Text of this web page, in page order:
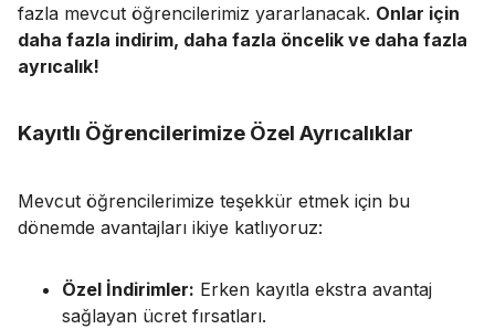
fazla mevcut öğrencilerimiz yararlanacak. Onlar için
daha fazla indirim, daha fazla öncelik ve daha fazla
ayrıcalık!
Kayıtlı Öğrencilerimize Özel Ayrıcalıklar
Mevcut öğrencilerimize teşekkür etmek için bu
dönemde avantajları ikiye katlıyoruz:
Özel İndirimler: Erken kayıtla ekstra avantaj
sağlayan ücret fırsatları.